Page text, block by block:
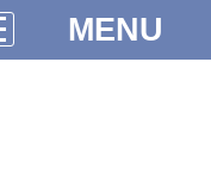
MENU